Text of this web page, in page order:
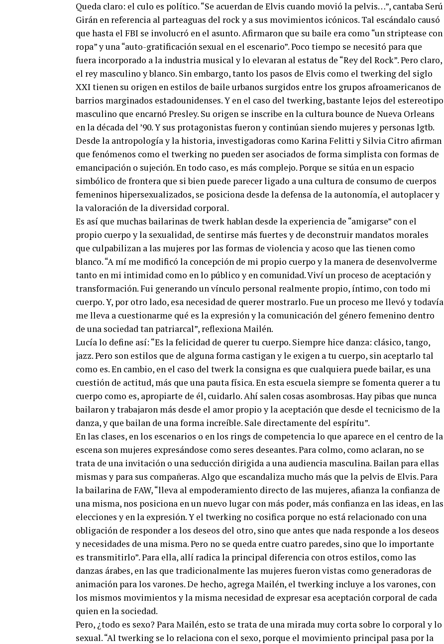
Queda claro: el culo es político. “Se acuerdan de Elvis cuando movió la pelvis…”, cantaba Serú
Girán en referencia al parteaguas del rock y a sus movimientos icónicos. Tal escándalo causó
que hasta el FBI se involucró en el asunto. Afirmaron que su baile era como “un striptease con
ropa” y una “auto-gratificación sexual en el escenario”. Poco tiempo se necesitó para que
fuera incorporado a la industria musical y lo elevaran al estatus de “Rey del Rock”. Pero claro,
el rey masculino y blanco. Sin embargo, tanto los pasos de Elvis como el twerking del siglo
XXI tienen su origen en estilos de baile urbanos surgidos entre los grupos afroamericanos de
barrios marginados estadounidenses. Y en el caso del twerking, bastante lejos del estereotipo
masculino que encarnó Presley. Su origen se inscribe en la cultura bounce de Nueva Orleans
en la década del ’90. Y sus protagonistas fueron y continúan siendo mujeres y personas lgtb.
Desde la antropología y la historia, investigadoras como Karina Felitti y Silvia Citro afirman
que fenómenos como el twerking no pueden ser asociados de forma simplista con formas de
emancipación o sujeción. En todo caso, es más complejo. Porque se sitúa en un espacio
simbólico de frontera que si bien puede parecer ligado a una cultura de consumo de cuerpos
femeninos hipersexualizados, se posiciona desde la defensa de la autonomía, el autoplacer y
la valoración de la diversidad corporal.
Es así que muchas bailarinas de twerk hablan desde la experiencia de “amigarse” con el
propio cuerpo y la sexualidad, de sentirse más fuertes y de deconstruir mandatos morales
que culpabilizan a las mujeres por las formas de violencia y acoso que las tienen como
blanco. “A mí me modificó la concepción de mi propio cuerpo y la manera de desenvolverme
tanto en mi intimidad como en lo público y en comunidad. Viví un proceso de aceptación y
transformación. Fui generando un vínculo personal realmente propio, íntimo, con todo mi
cuerpo. Y, por otro lado, esa necesidad de querer mostrarlo. Fue un proceso me llevó y todavía
me lleva a cuestionarme qué es la expresión y la comunicación del género femenino dentro
de una sociedad tan patriarcal”, reflexiona Mailén.
Lucía lo define así: “Es la felicidad de querer tu cuerpo. Siempre hice danza: clásico, tango,
jazz. Pero son estilos que de alguna forma castigan y le exigen a tu cuerpo, sin aceptarlo tal
como es. En cambio, en el caso del twerk la consigna es que cualquiera puede bailar, es una
cuestión de actitud, más que una pauta física. En esta escuela siempre se fomenta querer a tu
cuerpo como es, apropiarte de él, cuidarlo. Ahí salen cosas asombrosas. Hay pibas que nunca
bailaron y trabajaron más desde el amor propio y la aceptación que desde el tecnicismo de la
danza, y que bailan de una forma increíble. Sale directamente del espíritu”.
En las clases, en los escenarios o en los rings de competencia lo que aparece en el centro de la
escena son mujeres expresándose como seres deseantes. Para colmo, como aclaran, no se
trata de una invitación o una seducción dirigida a una audiencia masculina. Bailan para ellas
mismas y para sus compañeras. Algo que escandaliza mucho más que la pelvis de Elvis. Para
la bailarina de FAW, “lleva al empoderamiento directo de las mujeres, afianza la confianza de
una misma, nos posiciona en un nuevo lugar con más poder, más confianza en las ideas, en las
elecciones y en la expresión. Y el twerking no cosifica porque no está relacionado con una
obligación de responder a los deseos del otro, sino que antes que nada responde a los deseos
y necesidades de una misma. Pero no se queda entre cuatro paredes, sino que lo importante
es transmitirlo”. Para ella, allí radica la principal diferencia con otros estilos, como las
danzas árabes, en las que tradicionalmente las mujeres fueron vistas como generadoras de
animación para los varones. De hecho, agrega Mailén, el twerking incluye a los varones, con
los mismos movimientos y la misma necesidad de expresar esa aceptación corporal de cada
quien en la sociedad.
Pero, ¿todo es sexo? Para Mailén, esto se trata de una mirada muy corta sobre lo corporal y lo
sexual. “Al twerking se lo relaciona con el sexo, porque el movimiento principal pasa por la